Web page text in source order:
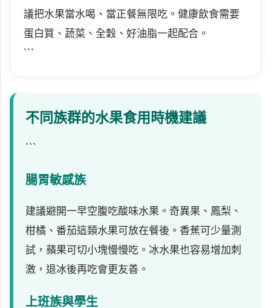
議把水果當水喝、當正餐無限吃。健康飲食需要
蛋白質、蔬菜、全穀、好油脂一起配合。
```
不同族群的水果食用時機建議
```
腸胃敏感族
建議避開一早空腹吃酸味水果。奇異果、鳳梨、
柑橘、番茄這類水果可放在餐後。香蕉可少量測
試，蘋果可切小塊慢慢吃。冰水果也容易增加刺
激，退冰後再吃會更友善。
上班族與學生